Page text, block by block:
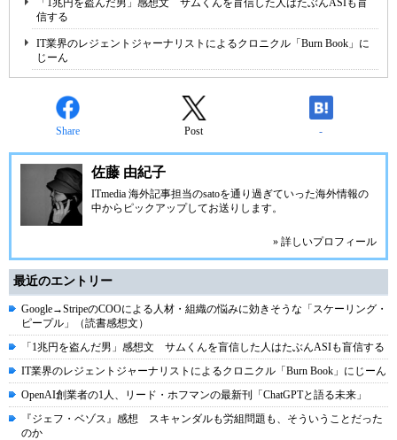
「1兆円を盗んだ男」感想文 サムくんを盲信した人はたぶんASIも盲
信する
IT業界のレジェントジャーナリストによるクロニクル「Burn Book」に
じーん
Share Post -
佐藤 由紀子
ITmedia 海外記事担当のsatoを通り過ぎていった海外情報の
中からピックアップしてお送りします。
» 詳しいプロフィール
最近のエントリー
Google→StripeのCOOによる人材・組織の悩みに効きそうな「スケーリング・
ピープル」（読書感想文）
「1兆円を盗んだ男」感想文 サムくんを盲信した人はたぶんASIも盲信する
IT業界のレジェントジャーナリストによるクロニクル「Burn Book」にじーん
OpenAI創業者の1人、リード・ホフマンの最新刊「ChatGPTと語る未来」
『ジェフ・ベゾス』感想 スキャンダルも労組問題も、そういうことだった
のか